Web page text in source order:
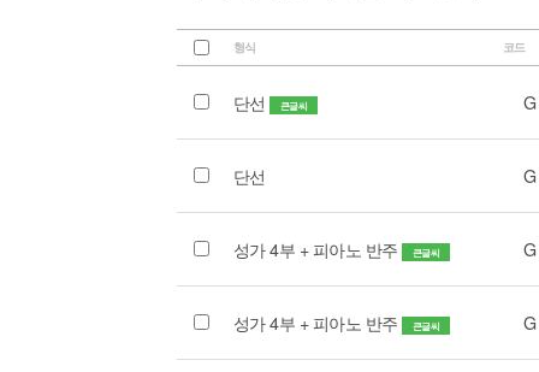
형식 코드
단선 큰글씨
단선
성가 4부 + 피아노 반주 큰글씨
성가 4부 + 피아노 반주 큰글씨